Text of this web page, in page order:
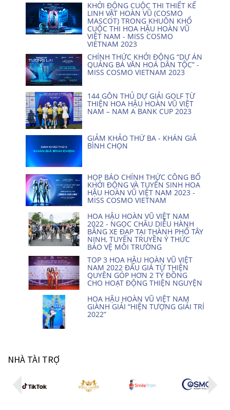
KHỞI ĐỘNG CUỘC THI THIẾT KẾ
LINH VẬT HOÀN VŨ (COSMO
MASCOT) TRONG KHUÔN KHỔ
CUỘC THI HOA HẬU HOÀN VŨ
VIỆT NAM - MISS COSMO
VIETNAM 2023
CHÍNH THỨC KHỞI ĐỘNG “DỰ ÁN
QUẢNG BÁ VĂN HOÁ DÂN TỘC” -
MISS COSMO VIETNAM 2023
144 GÔN THỦ DỰ GIẢI GOLF TỪ
THIỆN HOA HẬU HOÀN VŨ VIỆT
NAM – NAM A BANK CUP 2023
GIẢM KHẢO THỨ BA - KHÁN GIẢ
BÌNH CHỌN
HỌP BÁO CHÍNH THỨC CÔNG BỐ
KHỞI ĐỘNG VÀ TUYỂN SINH HOA
HẬU HOÀN VŨ VIỆT NAM 2023 -
MISS COSMO VIETNAM
HOA HẬU HOÀN VŨ VIỆT NAM
2022 - NGỌC CHÂU DIỄU HÀNH
BẰNG XE ĐẠP TẠI THÀNH PHỐ TÂY
NINH, TUYÊN TRUYỀN Ý THỨC
BẢO VỆ MÔI TRƯỜNG
TOP 3 HOA HẬU HOÀN VŨ VIỆT
NAM 2022 ĐẤU GIÁ TỪ THIỆN
QUYÊN GÓP HƠN 2 TỶ ĐỒNG
CHO HOẠT ĐỘNG THIỆN NGUYỆN
HOA HẬU HOÀN VŨ VIỆT NAM
GIÀNH GIẢI “HIỆN TƯỢNG GIẢI TRÍ
2022”
NHÀ TÀI TRỢ